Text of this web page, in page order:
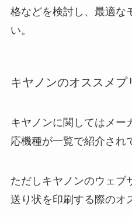
格などを検討し、最適な
い。
キヤノンのオススメプ
キヤノンに関してはメー
応機種が一覧で紹介され
ただしキヤノンのウェブ
送り状を印刷する際のオ